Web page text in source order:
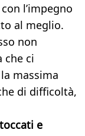
l’impegno
al meglio.
non
che ci
massima
di difficoltà,
e